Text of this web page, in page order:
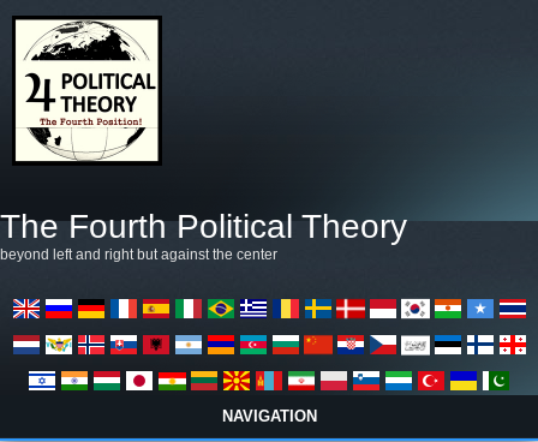
The Fourth Political Theory
beyond left and right but against the center
NAVIGATION